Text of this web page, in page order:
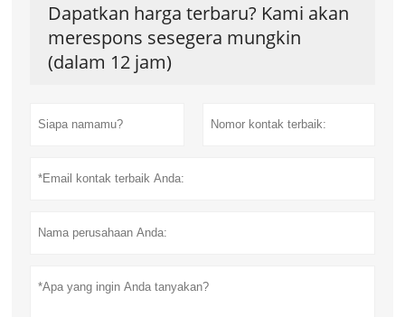
Dapatkan harga terbaru? Kami akan
merespons sesegera mungkin
(dalam 12 jam)